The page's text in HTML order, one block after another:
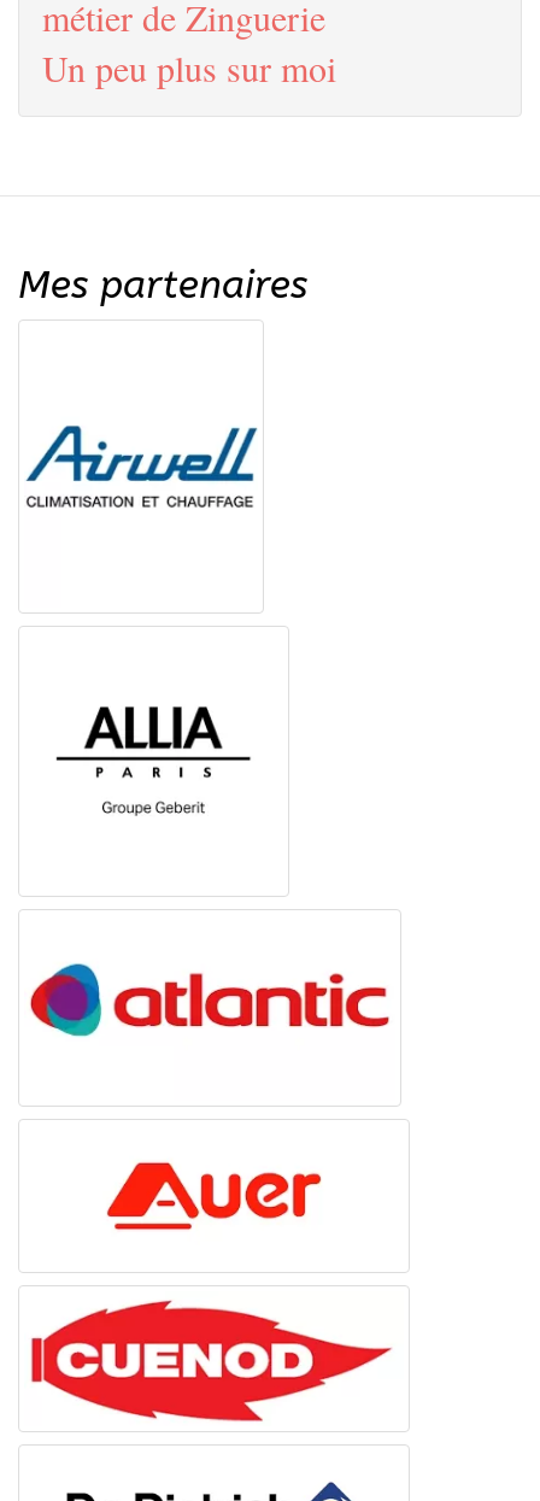
métier de Zinguerie
Un peu plus sur moi
Mes partenaires